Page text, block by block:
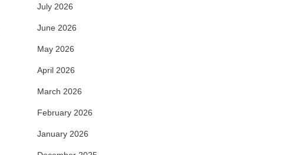
July 2026
June 2026
May 2026
April 2026
March 2026
February 2026
January 2026